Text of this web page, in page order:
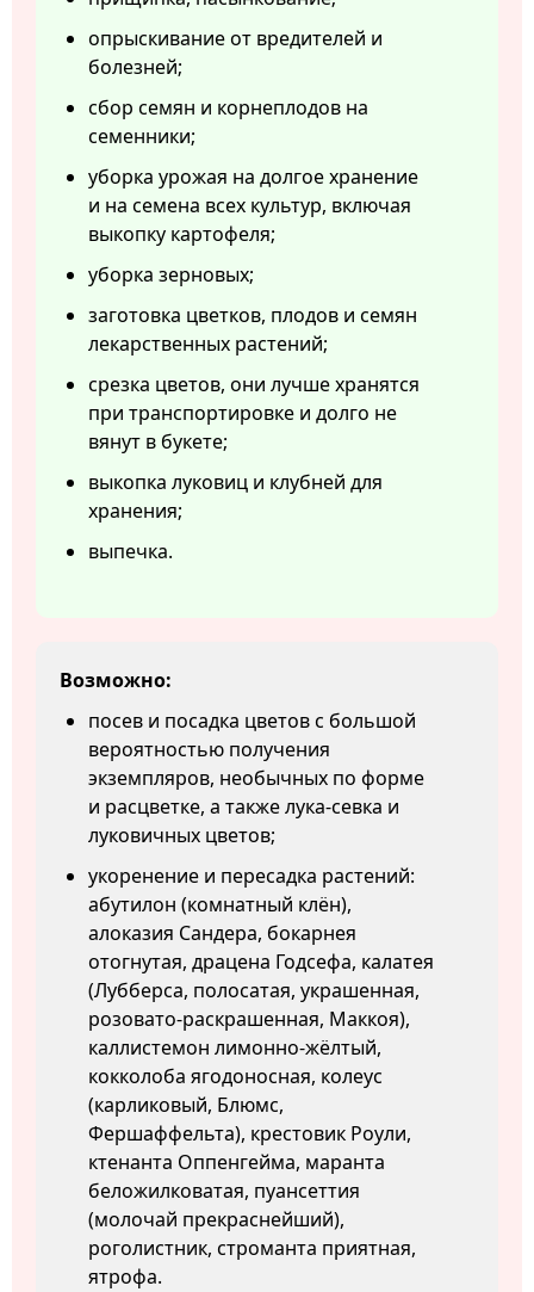
опрыскивание от вредителей и
болезней;
сбор семян и корнеплодов на
семенники;
уборка урожая на долгое хранение
и на семена всех культур, включая
выкопку картофеля;
уборка зерновых;
заготовка цветков, плодов и семян
лекарственных растений;
срезка цветов, они лучше хранятся
при транспортировке и долго не
вянут в букете;
выкопка луковиц и клубней для
хранения;
выпечка.
Возможно:
посев и посадка цветов с большой
вероятностью получения
экземпляров, необычных по форме
и расцветке, а также лука-севка и
луковичных цветов;
укоренение и пересадка растений:
абутилон (комнатный клён),
алоказия Сандера, бокарнея
отогнутая, драцена Годсефа, калатея
(Лубберса, полосатая, украшенная,
розовато-раскрашенная, Маккоя),
каллистемон лимонно-жёлтый,
кокколоба ягодоносная, колеус
(карликовый, Блюмс,
Фершаффельта), крестовик Роули,
ктенанта Оппенгейма, маранта
беложилковатая, пуансеттия
(молочай прекраснейший),
роголистник, строманта приятная,
ятрофа.